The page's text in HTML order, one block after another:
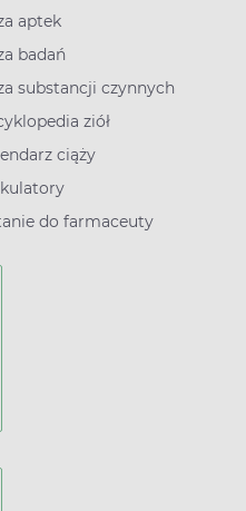
aptek
badań
substancji czynnych
ziół
ciąży
do farmaceuty